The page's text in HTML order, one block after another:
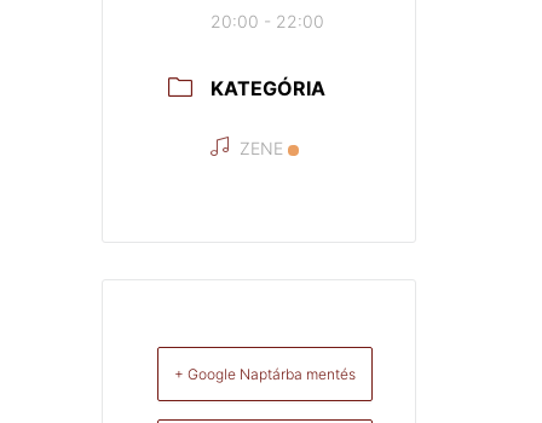
20:00 - 22:00
KATEGÓRIA
ZENE
+ Google Naptárba mentés